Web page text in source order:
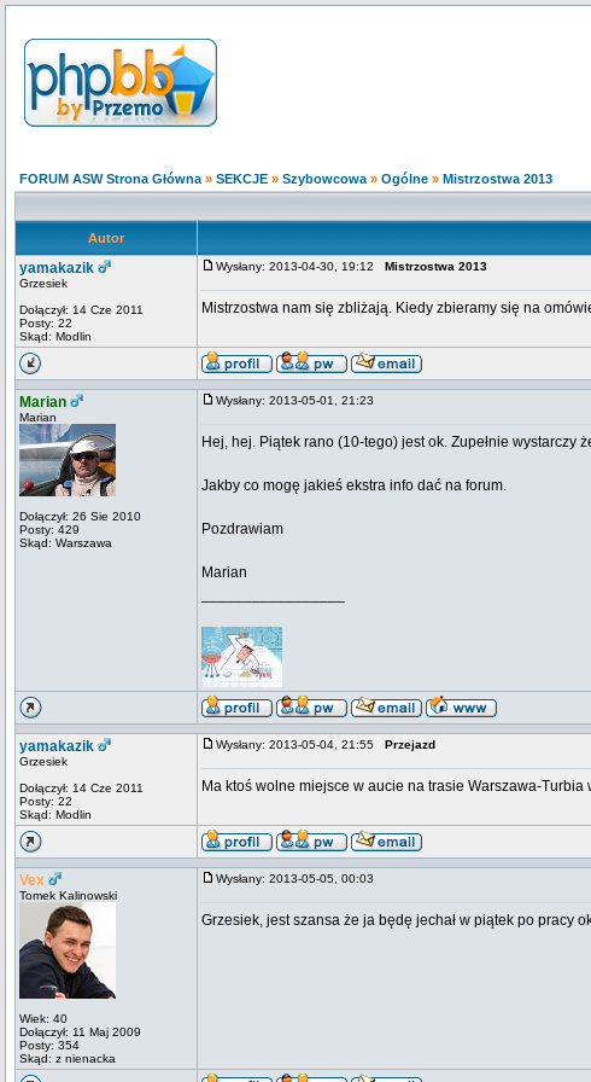
FORUM ASW Strona Główna » SEKCJE » Szybowcowa » Ogólne » Mistrzostwa 2013
Autor
yamakazik
Grzesiek
Dołączył: 14 Cze 2011
Posty: 22
Skąd: Modlin
Wysłany: 2013-04-30, 19:12 Mistrzostwa 2013
Mistrzostwa nam się zbliżają. Kiedy zbieramy się na
Marian
Marian
Dołączył: 26 Sie 2010
Posty: 429
Skąd: Warszawa
Wysłany: 2013-05-01, 21:23
Hej, hej. Piątek rano (10-tego) jest ok. Zupełnie wystarczy
Jakby co mogę jakieś ekstra info dać na forum.
Pozdrawiam
Marian
yamakazik
Grzesiek
Dołączył: 14 Cze 2011
Posty: 22
Skąd: Modlin
Wysłany: 2013-05-04, 21:55 Przejazd
Ma ktoś wolne miejsce w aucie na trasie Warszawa-
Vex
Tomek Kalinowski
Wiek: 40
Dołączył: 11 Maj 2009
Posty: 354
Skąd: z nienacka
Wysłany: 2013-05-05, 00:03
Grzesiek, jest szansa że ja będę jechał w piątek po pracy